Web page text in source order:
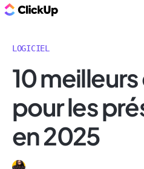
LOGICIEL
10
pour les
en 2025